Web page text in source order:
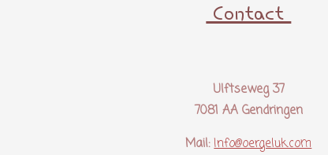
Contact
Ulftseweg 37
7081 AA Gendringen
Mail: Info@oergeluk.com